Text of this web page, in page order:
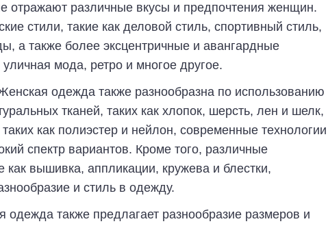
отражают различные вкусы и предпочтения женщин.
стили, такие как деловой стиль, спортивный стиль,
а также более эксцентричные и авангардные
мода, ретро и многое другое.
одежда также разнообразна по использованию
тканей, таких как хлопок, шерсть, лен и шелк,
как полиэстер и нейлон, современные технологии
спектр вариантов. Кроме того, различные
как вышивка, аппликации, кружева и блестки,
и стиль в одежду.
также предлагает разнообразие размеров и